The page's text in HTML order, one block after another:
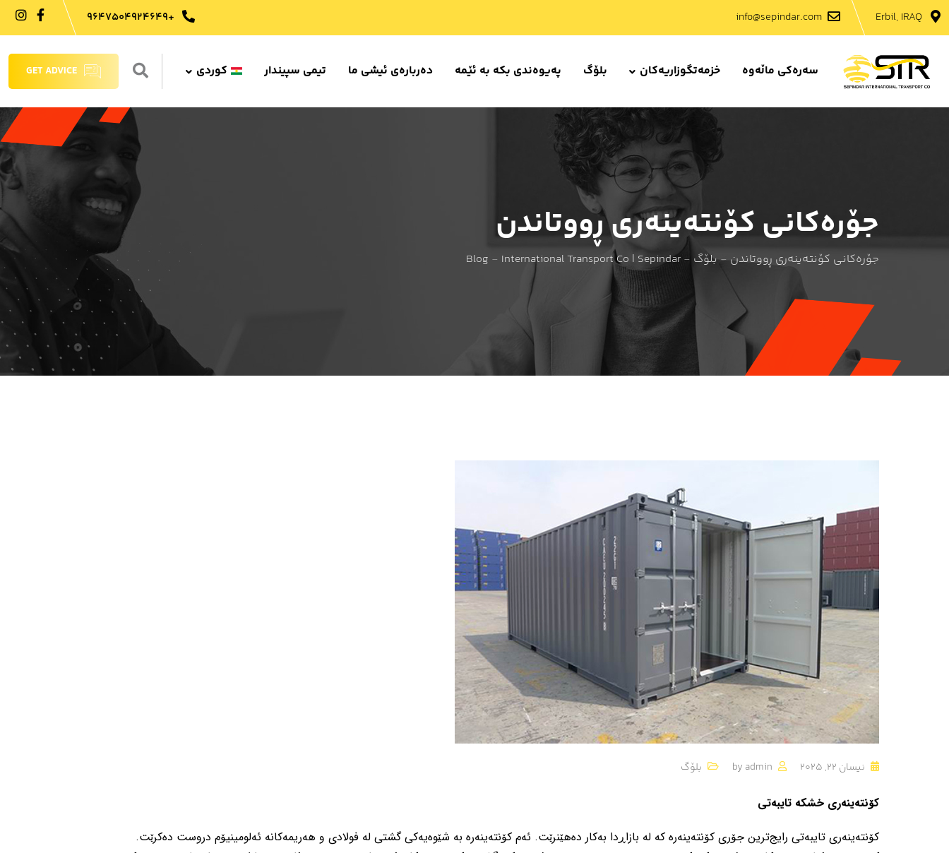
Skip
Erbil, IRAQ
info@sepindar.com
+9647504924649
سەرەکی ماڵەوە خزمەتگوزاریەکان بلۆگ پەیوەندی بکە بە ئێمە دەربارەی ئیشی ما تیمی سپیندار کوردی GET ADVICE
جۆرەکانی کۆنتەینەری ڕووتاندن
جۆرەکانی کۆنتەینەری ڕووتاندن-بلۆگ -
Blog - International Transport Co | Sepindar
نیسان 22, 2025 by admin بلۆگ
کۆنتەینەری خشکە تایبەتی
کۆنتەینەری تایبەتی رایج‌ترین جۆری کۆنتەینەرە کە لە بازاڕدا بەکار دەهێنرێت. ئەم کۆنتەینەرە بە شێوەیەکی گشتی لە فولادی و هەریمەکانە ئەلومینیۆم دروست دەکرێت.